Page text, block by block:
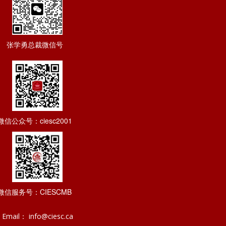
张学勇总裁微信号
信公众号：ciesc2001
信服务号：CIESCMB
Email： info@ciesc.ca